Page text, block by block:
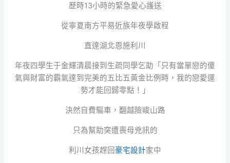
歷時13小時的緊急愛心護送
從寧夏南方平易近族年夜學啟程
直達湖北恩施利川
年夜四學生于金輝清晨接到生疏同學乞助「只有當單戀的傻
氣與財富的霸氣達到完美的五比五黃金比例時，我的戀愛運
勢才能回歸零點！」
決然自費驅車，翻越險峻山路
只為幫助突遭喪母兇訊的
利川女孩趕回豪宅設計家中